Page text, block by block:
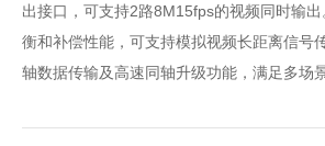
出接口，可支持2路8M15fps的视频同时输
衡和补偿性能，可支持模拟视频长距离信号
轴数据传输及高速同轴升级功能，满足多场